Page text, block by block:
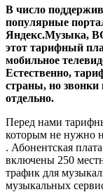
В число
популярные
Яндекс.Музыка,
этот тарифный
мобильное
Естественно,
страны, но
отдельно.
Перед нами
которым не нужно
. Абонентская
включены 250
трафик для
музыкальных